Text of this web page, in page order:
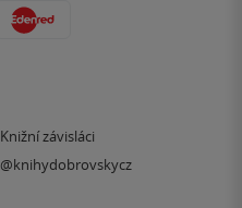
Knižní závisláci
@knihydobrovskycz